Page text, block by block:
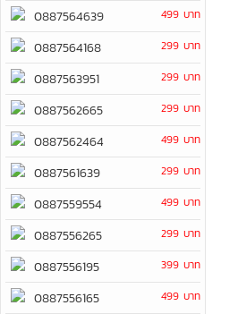
0887564639 499 บาท
0887564168 299 บาท
0887563951 299 บาท
0887562665 299 บาท
0887562464 499 บาท
0887561639 299 บาท
0887559554 499 บาท
0887556265 299 บาท
0887556195 399 บาท
0887556165 499 บาท